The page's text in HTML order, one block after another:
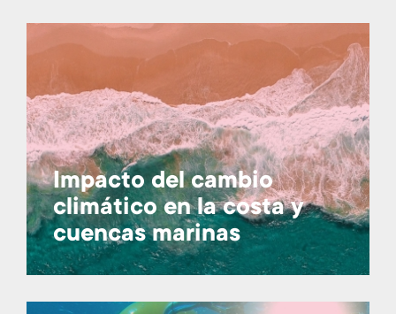
Impacto del cambio
climático en la costa y
cuencas marinas